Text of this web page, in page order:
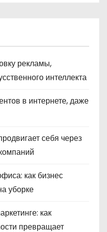
рекламы,
интеллекта
в интернете, даже
себя через
как бизнес
уборке
как
превращает